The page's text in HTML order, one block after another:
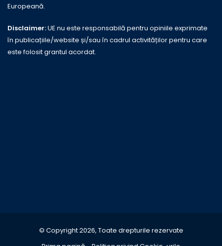
Europeană.
Disclaimer:UE nu este responsabilă pentru opiniile exprimate
în publicațiile/website și/sau în cadrul activităților pentru care
este folosit grantul acordat.
© Copyright 2026, Toate drepturile rezervate